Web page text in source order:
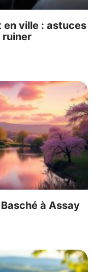
ville : astuces
ruiner
à Assay